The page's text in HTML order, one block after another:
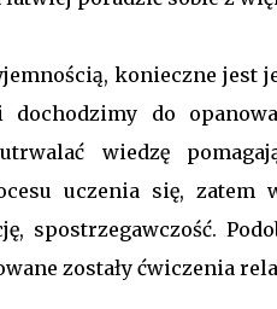
konieczne jest
dochodzimy do
wiedzę
uczenia się, zatem
spostrzegawczość.
zostały ćwiczenia